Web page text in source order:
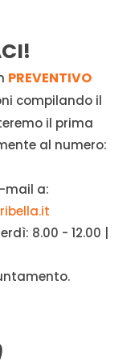
PREVENTIVO
compilando il
il prima
al numero:
mail a:
8.00 - 12.00 |